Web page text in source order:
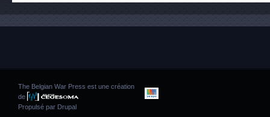
The Belgian War Press est une création
de
Propulsé par Drupal